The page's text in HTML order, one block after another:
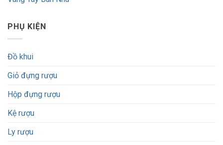
PHỤ KIỆN
Đồ khui
Giỏ đựng rượu
Hộp đựng rượu
Kệ rượu
Ly rượu